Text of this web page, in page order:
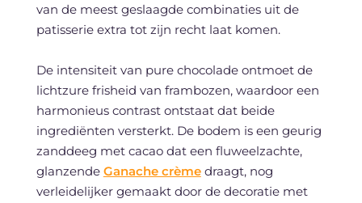
van de meest geslaagde combinaties uit de
patisserie extra tot zijn recht laat komen.
De intensiteit van pure chocolade ontmoet de
lichtzure frisheid van frambozen, waardoor een
harmonieus contrast ontstaat dat beide
ingrediënten versterkt. De bodem is een geurig
zanddeeg met cacao dat een fluweelzachte,
glanzende Ganache crèmedraagt, nog
verleidelijker gemaakt door de decoratie met